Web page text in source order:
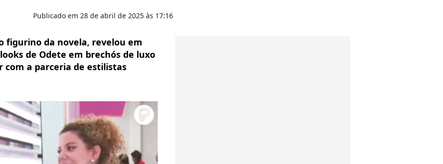
Publicado em 28 de abril de 2025 às 17:16
figurino da novela, revelou em
de Odete em brechós de luxo
com a parceria de estilistas